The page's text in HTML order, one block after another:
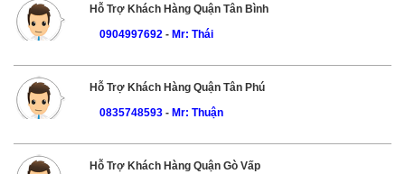
Hỗ Trợ Khách Hàng Quận Tân Bình
0904997692 - Mr: Thái
Hỗ Trợ Khách Hàng Quận Tân Phú
0835748593- Mr: Thuận
Hỗ Trợ Khách Hàng Quận Gò Vấp